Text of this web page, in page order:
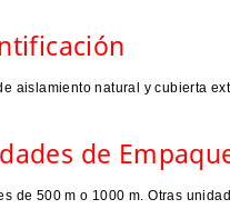
aislamiento natural y cubierta
de
de 500 m o 1000 m. Otras